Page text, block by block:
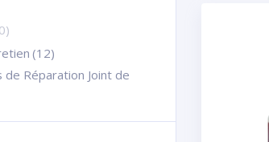
(12)
de Réparation Joint de